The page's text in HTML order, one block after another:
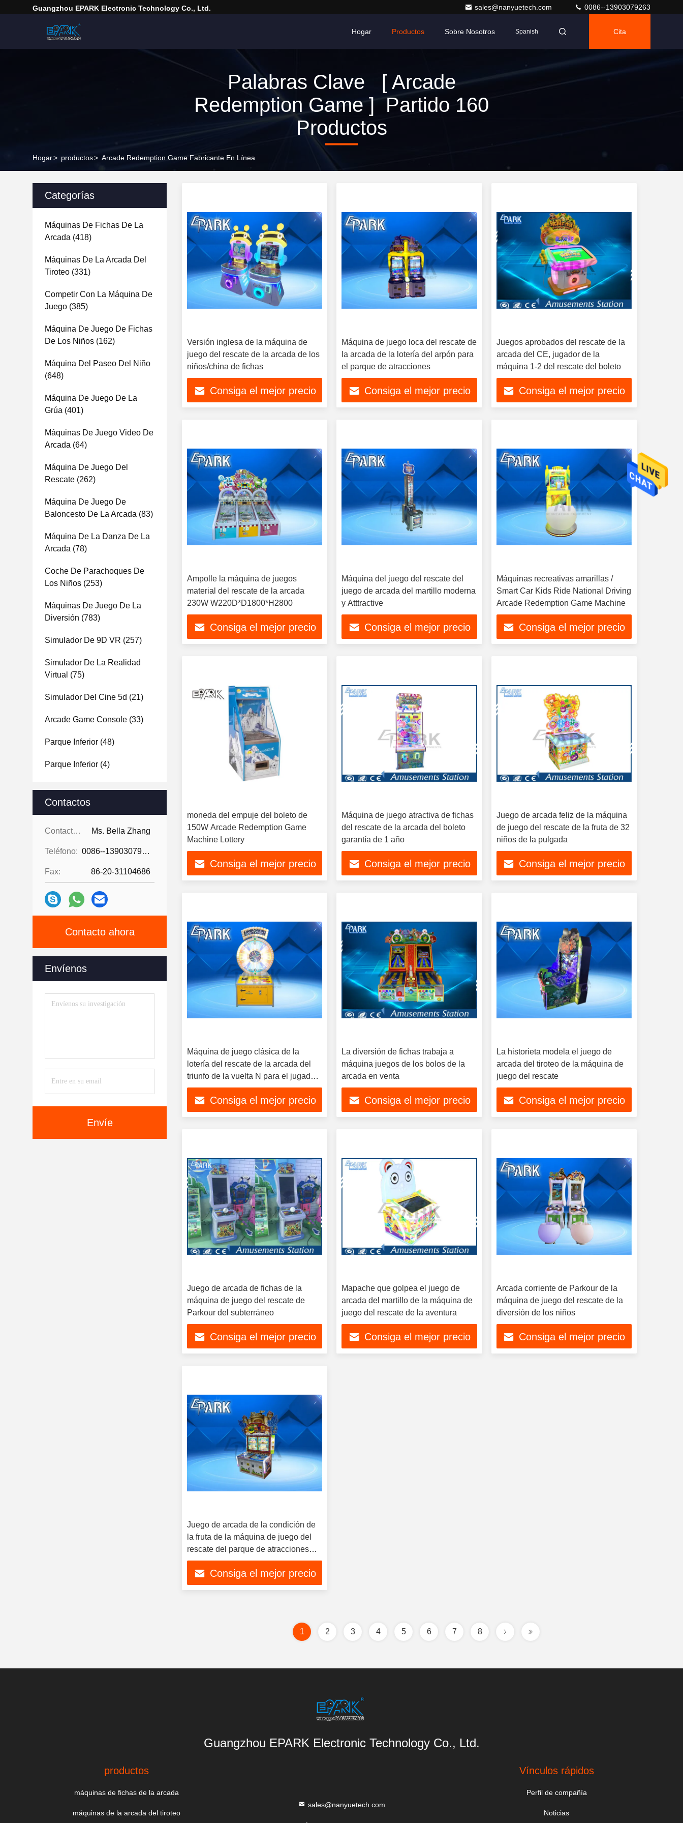
Guangzhou EPARK Electronic Technology Co., Ltd. sales@nanyuetech.com 0086--13903079263
Hogar Productos Sobre Nosotros Spanish Cita
Palabras Clave [ Arcade
Redemption Game ] Partido 160
Productos
Hogar> productos> Arcade Redemption Game Fabricante En Línea
Categorías
Máquinas De Fichas De La
Arcada (418)
Máquinas De La Arcada Del
Tiroteo (331)
Competir Con La Máquina De
Juego (385)
Máquina De Juego De Fichas
De Los Niños (162)
Máquina Del Paseo Del Niño
(648)
Máquina De Juego De La
Grúa (401)
Máquinas De Juego Video De
Arcada (64)
Máquina De Juego Del
Rescate (262)
Máquina De Juego De
Baloncesto De La Arcada (83)
Máquina De La Danza De La
Arcada (78)
Coche De Parachoques De
Los Niños (253)
Máquinas De Juego De La
Diversión (783)
Simulador De 9D VR (257)
Simulador De La Realidad
Virtual (75)
Simulador Del Cine 5d (21)
Arcade Game Console (33)
Parque Inferior (48)
Parque Inferior (4)
Contactos
Contactos: Ms. Bella Zhang
Teléfono: 0086--13903079263
Fax: 86-20-31104686
Contacto ahora
Envíenos
Envíe
Versión inglesa de la máquina de
juego del rescate de la arcada de los
niños/china de fichas
Consiga el mejor precio
Máquina de juego loca del rescate de
la arcada de la lotería del arpón para
el parque de atracciones
Consiga el mejor precio
Juegos aprobados del rescate de la
arcada del CE, jugador de la
máquina 1-2 del rescate del boleto
Consiga el mejor precio
Ampolle la máquina de juegos
material del rescate de la arcada
230W W220D*D1800*H2800
Consiga el mejor precio
Máquina del juego del rescate del
juego de arcada del martillo moderna
y Atttractive
Consiga el mejor precio
Máquinas recreativas amarillas /
Smart Car Kids Ride National Driving
Arcade Redemption Game Machine
Consiga el mejor precio
moneda del empuje del boleto de
150W Arcade Redemption Game
Machine Lottery
Consiga el mejor precio
Máquina de juego atractiva de fichas
del rescate de la arcada del boleto
garantía de 1 año
Consiga el mejor precio
Juego de arcada feliz de la máquina
de juego del rescate de la fruta de 32
niños de la pulgada
Consiga el mejor precio
Máquina de juego clásica de la
lotería del rescate de la arcada del
triunfo de la vuelta N para el jugador
4
Consiga el mejor precio
La diversión de fichas trabaja a
máquina juegos de los bolos de la
arcada en venta
Consiga el mejor precio
La historieta modela el juego de
arcada del tiroteo de la máquina de
juego del rescate
Consiga el mejor precio
Juego de arcada de fichas de la
máquina de juego del rescate de
Parkour del subterráneo
Consiga el mejor precio
Mapache que golpea el juego de
arcada del martillo de la máquina de
juego del rescate de la aventura
Consiga el mejor precio
Arcada corriente de Parkour de la
máquina de juego del rescate de la
diversión de los niños
Consiga el mejor precio
Juego de arcada de la condición de
la fruta de la máquina de juego del
rescate del parque de atracciones
fácil actuar
Consiga el mejor precio
1 2 3 4 5 6 7 8
Guangzhou EPARK Electronic Technology Co., Ltd.
productos
máquinas de fichas de la arcada
máquinas de la arcada del tiroteo
sales@nanyuetech.com
Vínculos rápidos
Perfil de compañía
Noticias